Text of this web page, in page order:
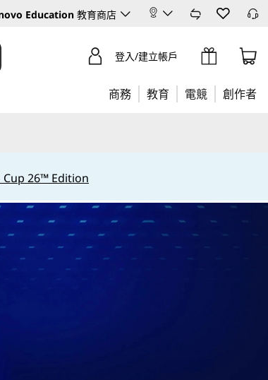
Education 教育商店
登入/建立帳戶
商務 教育 電競 創作者
Cup 26™ Edition